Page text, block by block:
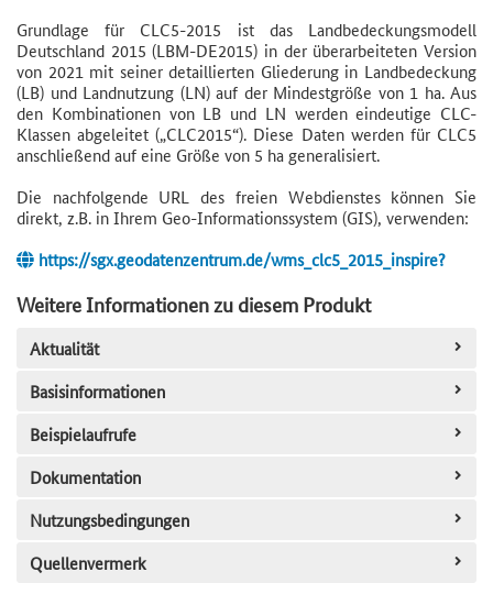
Grundlage für CLC5-2015 ist das Landbedeckungsmodell
Deutschland 2015 (LBM-DE2015) in der überarbeiteten Version
von 2021 mit seiner detaillierten Gliederung in Landbedeckung
(LB) und Landnutzung (LN) auf der Mindestgröße von 1 ha. Aus
den Kombinationen von LB und LN werden eindeutige CLC-
Klassen abgeleitet („CLC2015“). Diese Daten werden für CLC5
anschließend auf eine Größe von 5 ha generalisiert.
Die nachfolgende URL des freien Webdienstes können Sie
direkt, z.B. in Ihrem Geo-Informationssystem (GIS), verwenden:
https://sgx.geodatenzentrum.de/wms_clc5_2015_inspire?
Weitere Informationen zu diesem Produkt
Aktualität
Basisinformationen
Beispielaufrufe
Dokumentation
Nutzungsbedingungen
Quellenvermerk